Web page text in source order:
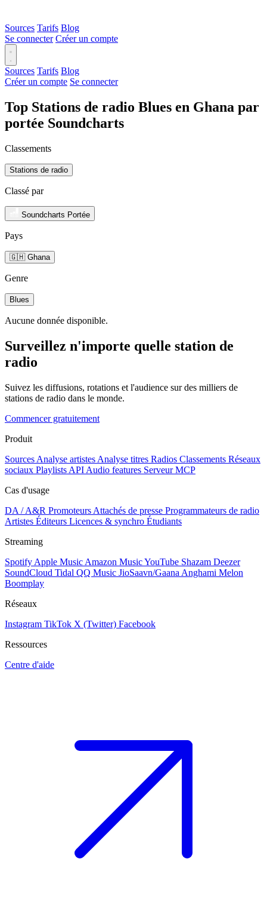
Sources Tarifs Blog
Se connecter Créer un compte
Sources Tarifs Blog
Créer un compte Se connecter
Top Stations de radio Blues en Ghana par
portée Soundcharts
Classements
Stations de radio
Classé par
Soundcharts Portée
Pays
🇬🇭 Ghana
Genre
Blues
Aucune donnée disponible.
Surveillez n'importe quelle station de
radio
Suivez les diffusions, rotations et l'audience sur des milliers de
stations de radio dans le monde.
Commencer gratuitement
Produit
Sources Analyse artistes Analyse titres Radios Classements Réseaux
sociaux Playlists API Audio features Serveur MCP
Cas d'usage
DA / A&R Promoteurs Attachés de presse Programmateurs de radio
Artistes Éditeurs Licences & synchro Étudiants
Streaming
Spotify Apple Music Amazon MusicYouTube Shazam Deezer
SoundCloud Tidal QQ Music JioSaavn/Gaana Anghami Melon
Boomplay
Réseaux
Instagram TikTok X (Twitter) Facebook
Ressources
Centre d'aide